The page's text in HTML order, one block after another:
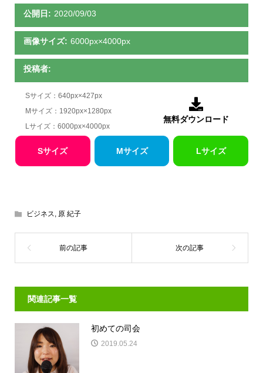
公開日: 2020/09/03
画像サイズ: 6000px×4000px
投稿者:
Sサイズ：640px×427px
Mサイズ：1920px×1280px
Lサイズ：6000px×4000px

無料ダウンロード
Sサイズ Mサイズ Lサイズ
ビジネス, 原 紀子
関連記事一覧
初めての司会
2019.05.24